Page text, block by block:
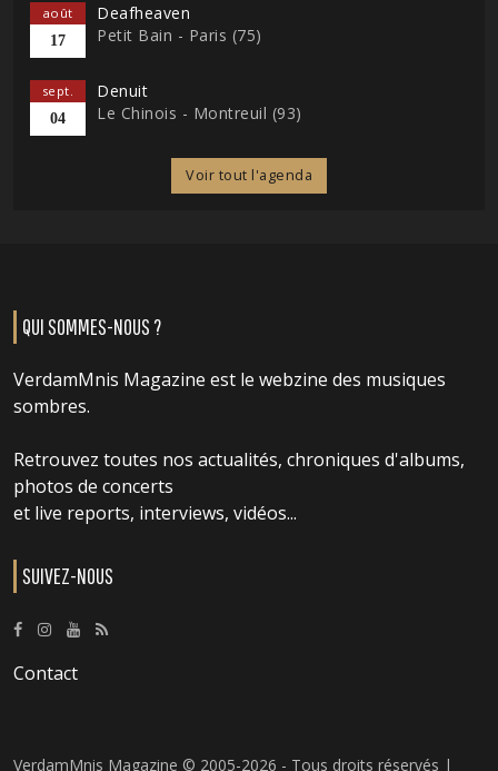
août
17
Deafheaven
Petit Bain - Paris (75)
sept.
04
Denuit
Le Chinois - Montreuil (93)
Voir tout l'agenda
QUI SOMMES-NOUS ?
VerdamMnis Magazine est le webzine des musiques
sombres.
Retrouvez toutes nos actualités, chroniques d'albums,
photos de concerts
et live reports, interviews, vidéos...
SUIVEZ-NOUS
Contact
VerdamMnis Magazine © 2005-2026 - Tous droits réservés |